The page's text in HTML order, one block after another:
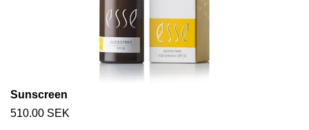
Sunscreen
510.00 SEK